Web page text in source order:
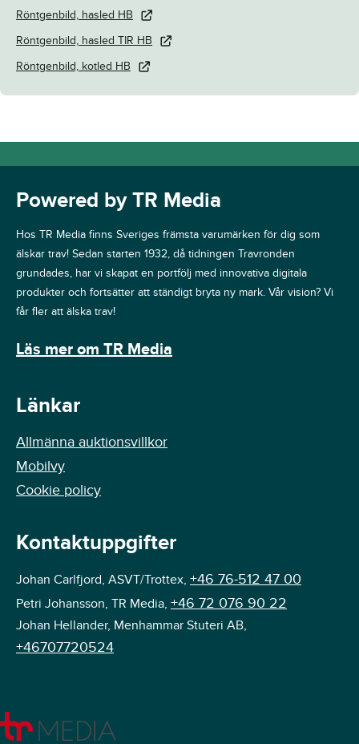
Röntgenbild, hasled HB
Röntgenbild, hasled TIR HB
Röntgenbild, kotled HB
Powered by TR Media
Hos TR Media finns Sveriges främsta varumärken för dig som
älskar trav! Sedan starten 1932, då tidningen Travronden
grundades, har vi skapat en portfölj med innovativa digitala
produkter och fortsätter att ständigt bryta ny mark. Vår vision? Vi
får fler att älska trav!
Läs mer om TR Media
Länkar
Allmänna auktionsvillkor
Mobilvy
Cookie policy
Kontaktuppgifter
Johan Carlfjord, ASVT/Trottex, +46 76-512 47 00
Petri Johansson, TR Media, +46 72 076 90 22
Johan Hellander, Menhammar Stuteri AB,
+46707720524